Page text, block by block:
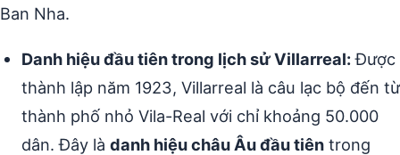
Ban Nha.
Danh hiệu đầu tiên trong lịch sử Villarreal:Được
thành lập năm 1923, Villarreal là câu lạc bộ đến từ
thành phố nhỏ Vila-Real với chỉ khoảng 50.000
dân. Đây là danh hiệu châu Âu đầu tiên trong